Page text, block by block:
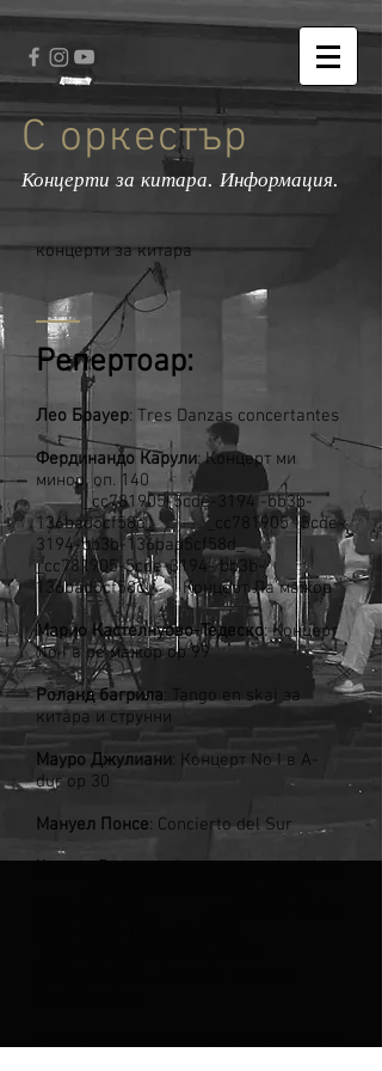
С оркестър
Концерти за китара. Информация.
концерти за китара
Репертоар:
Лео Брауер: Tres Danzas concertantes
Фердинандо Карули: Концерт ми
минор, оп. 140
_cc781905-5cde-3194 -bb3b-
136bad5cf58d_ _cc781905 -5cde-
3194-bb3b-136bad5cf58d_
_cc781905-5cde-3194- bb3b-
136bad5cf58d_ Концерт Ла мажор
Марио Кастелнуово-Тедеско: Концерт
No I в ре мажор op 99
Роланд багрила: Tango en skai за
китара и струнни
Мауро Джулиани: Концерт No I в A-
dur op 30
Мануел Понсе: Concierto del Sur
Хоакин Родриго: Concierto de Aranjuez